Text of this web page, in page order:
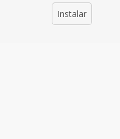
Instalar